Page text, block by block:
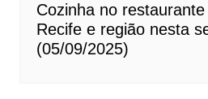
Cozinha no
Recife e região nesta
(05/09/2025)